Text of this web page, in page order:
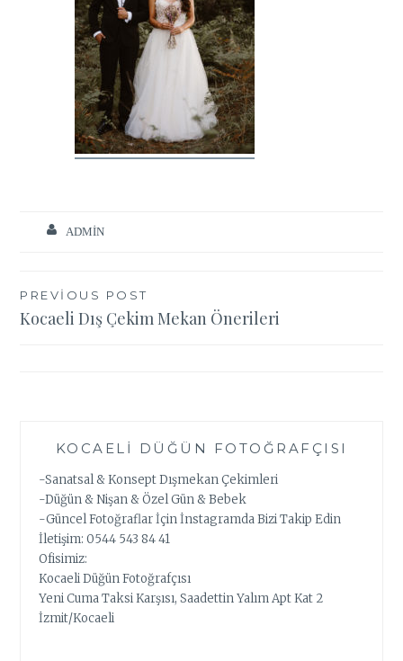
ADMIN
Yazı
gezinmesi
PREVIOUS POST
Kocaeli Dış Çekim Mekan Önerileri
KOCAELI DÜĞÜN FOTOĞRAFÇISI
-Sanatsal & Konsept Dışmekan Çekimleri
-Düğün & Nişan & Özel Gün & Bebek
-Güncel Fotoğraflar İçin İnstagramda Bizi Takip Edin
İletişim: 0544 543 84 41
Ofisimiz:
Kocaeli Düğün Fotoğrafçısı
Yeni Cuma Taksi Karşısı, Saadettin Yalım Apt Kat 2
İzmit/Kocaeli